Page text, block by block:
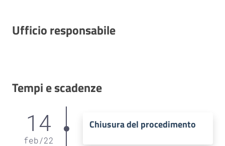
Ufficio responsabile
Tempi e scadenze
14
feb/22
Chiusura del procedimento